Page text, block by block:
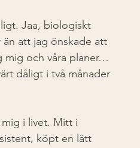
Jaa, biologiskt
att jag önskade att
mig och våra planer…
dåligt i två månader
i livet. Mitt i
köpt en lätt